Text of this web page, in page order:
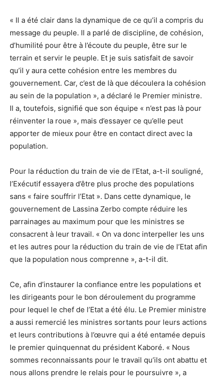
« Il a été clair dans la dynamique de ce qu’il a compris du
message du peuple. Il a parlé de discipline, de cohésion,
d’humilité pour être à l’écoute du peuple, être sur le
terrain et servir le peuple. Et je suis satisfait de savoir
qu’il y aura cette cohésion entre les membres du
gouvernement. Car, c’est de là que découlera la cohésion
au sein de la population », a déclaré le Premier ministre.
Il a, toutefois, signifié que son équipe « n’est pas là pour
réinventer la roue », mais d’essayer ce qu’elle peut
apporter de mieux pour être en contact direct avec la
population.
Pour la réduction du train de vie de l’Etat, a-t-il souligné,
l’Exécutif essayera d’être plus proche des populations
sans « faire souffrir l’Etat ». Dans cette dynamique, le
gouvernement de Lassina Zerbo compte réduire les
parrainages au maximum pour que les ministres se
consacrent à leur travail. « On va donc interpeller les uns
et les autres pour la réduction du train de vie de l’Etat afin
que la population nous comprenne », a-t-il dit.
Ce, afin d’instaurer la confiance entre les populations et
les dirigeants pour le bon déroulement du programme
pour lequel le chef de l’Etat a été élu. Le Premier ministre
a aussi remercié les ministres sortants pour leurs actions
et leurs contributions à l’œuvre qui a été entamée depuis
le premier quinquennat du président Kaboré. « Nous
sommes reconnaissants pour le travail qu’ils ont abattu et
nous allons prendre le relais pour le poursuivre », a